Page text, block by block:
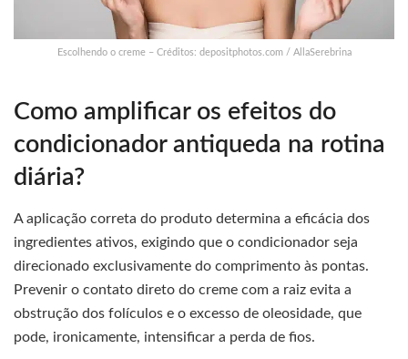
Escolhendo o creme – Créditos: depositphotos.com / AllaSerebrina
Como amplificar os efeitos do
condicionador antiqueda na rotina
diária?
A aplicação correta do produto determina a eficácia dos
ingredientes ativos, exigindo que o condicionador seja
direcionado exclusivamente do comprimento às pontas.
Prevenir o contato direto do creme com a raiz evita a
obstrução dos folículos e o excesso de oleosidade, que
pode, ironicamente, intensificar a perda de fios.